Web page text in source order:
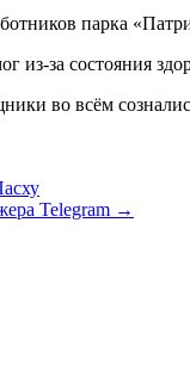
парка
из-за состояния
во всём
Telegram →